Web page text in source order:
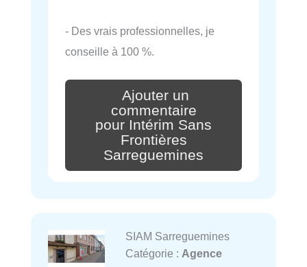
- Des vrais professionnelles, je
conseille à 100 %.
Ajouter un
commentaire
pour Intérim Sans
Frontières
Sarreguemines
SIAM Sarreguemines
Catégorie : Agence